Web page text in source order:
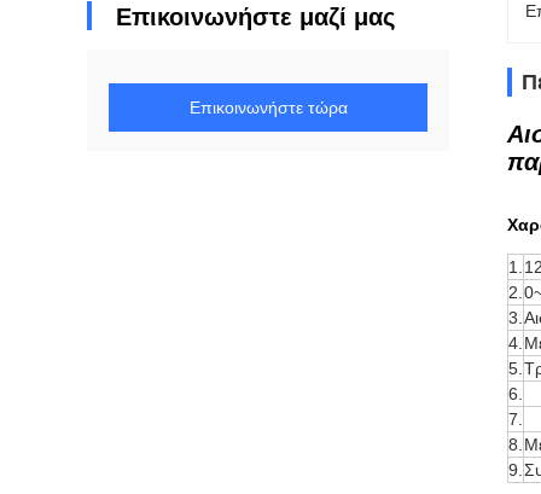
Επικοινωνήστε μαζί μας
Επικοινωνήστε τώρα
1.
2.
3.
4.
5.
6.
7.
8.
9.